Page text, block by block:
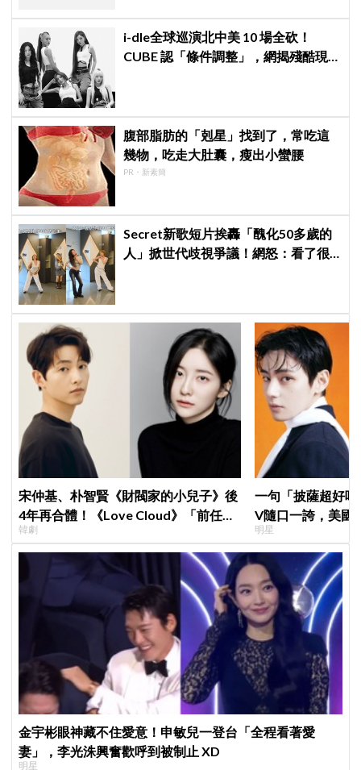
i-dle全球巡演北中美 10 場全砍！
CUBE 認「條件調整」，網揭殘酷現
腹部脂肪的「剋星」找到了，常吃這
幾物，吃走大肚囊，瘦出小蠻腰
PR・新素簡
Secret新歌短片挨轟「醜化50多歲的
人」掀世代歧視爭議！網怒：看了很
宋仲基、朴智賢《財閥家的小兒子》後
4年再合體！《Love Cloud》「前任見
面就變天」設定超鬧
韓劇
一句「披薩超好
V隨口一誇，美國
擠爆
明星
金宇彬眼神藏不住愛意！申敏兒一登台「全程看著愛
妻」，李光洙興奮歡呼到被制止 XD
明星